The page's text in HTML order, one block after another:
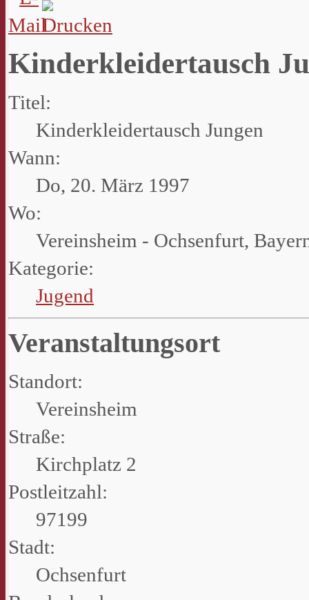
Kinderkleidertausch
Titel:
Kinderkleidertausch Jungen
Wann:
Do, 20. März 1997
Wo:
Vereinsheim - Ochsenfurt,
Kategorie:
Jugend
Veranstaltungsort
Standort:
Vereinsheim
Straße:
Kirchplatz 2
Postleitzahl:
97199
Stadt:
Ochsenfurt